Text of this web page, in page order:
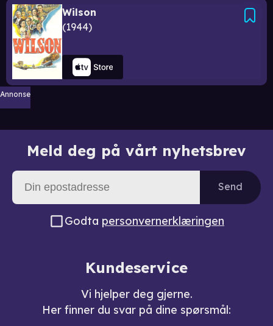
Wilson
1944
Annonse
Meld deg på vårt nyhetsbrev
Send
Godta personvernerklæringen
Kundeservice
Vi hjelper deg gjerne.
Her finner du svar på dine spørsmål: